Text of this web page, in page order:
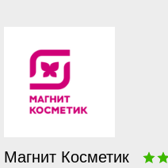
Магнит Косметик